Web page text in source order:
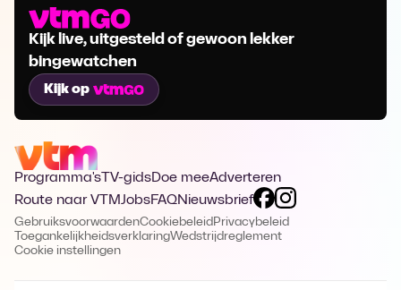
Kijk live, uitgesteld of gewoon lekker
bingewatchen
Kijk op
Programma's TV-gidsDoe meeAdverteren
Route naar VTMJobsFAQNieuwsbrief
GebruiksvoorwaardenCookiebeleid Privacybeleid
ToegankelijkheidsverklaringWedstrijdreglement
Cookie instellingen